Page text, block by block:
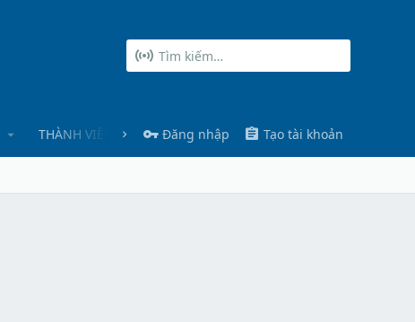
THÀNH VIÊN Đăng nhập Tạo tài khoản